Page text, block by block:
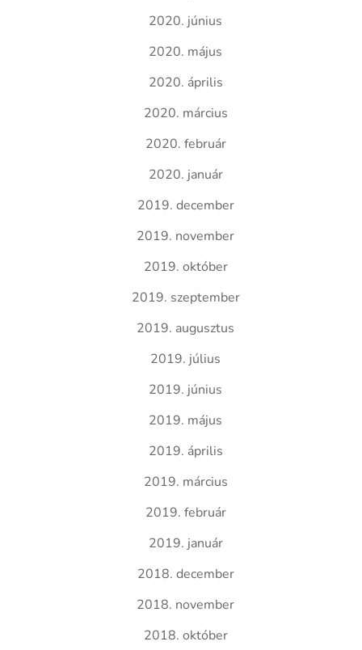
2020. június
2020. május
2020. április
2020. március
2020. február
2020. január
2019. december
2019. november
2019. október
2019. szeptember
2019. augusztus
2019. július
2019. június
2019. május
2019. április
2019. március
2019. február
2019. január
2018. december
2018. november
2018. október